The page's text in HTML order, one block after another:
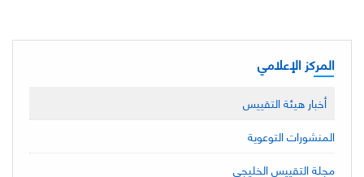
المركز الإعلامي
أخبار هيئة التقييس
المنشورات التوعوية
مجلة التقييس الخليجي